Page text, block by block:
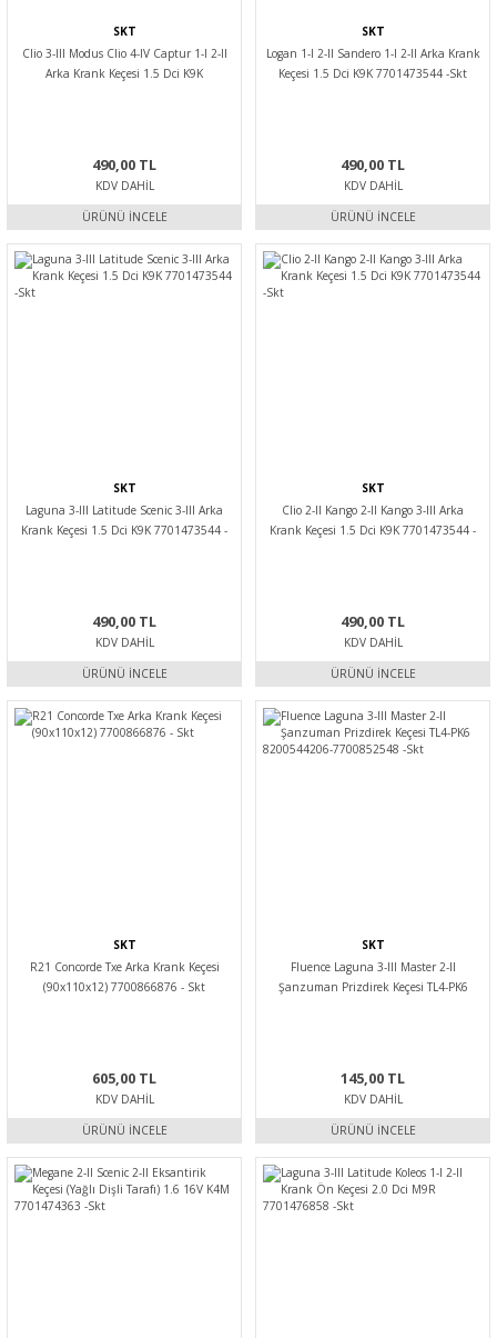
SKT
Clio 3-III Modus Clio 4-IV Captur 1-I 2-II
Arka Krank Keçesi 1.5 Dci K9K
490,00 TL
KDV DAHIL
ÜRÜNÜ İNCELE
SKT
Logan 1-I 2-II Sandero 1-I 2-II Arka Krank
Keçesi 1.5 Dci K9K 7701473544 -Skt
490,00 TL
KDV DAHIL
ÜRÜNÜ İNCELE
SKT
Laguna 3-III Latitude Scenic 3-III Arka
Krank Keçesi 1.5 Dci K9K 7701473544 -
490,00 TL
KDV DAHIL
ÜRÜNÜ İNCELE
SKT
Clio 2-II Kango 2-II Kango 3-III Arka
Krank Keçesi 1.5 Dci K9K 7701473544 -
490,00 TL
KDV DAHIL
ÜRÜNÜ İNCELE
SKT
R21 Concorde Txe Arka Krank Keçesi
(90x110x12) 7700866876 - Skt
605,00 TL
KDV DAHIL
ÜRÜNÜ İNCELE
SKT
Fluence Laguna 3-III Master 2-II
Şanzuman Prizdirek Keçesi TL4-PK6
145,00 TL
KDV DAHIL
ÜRÜNÜ İNCELE